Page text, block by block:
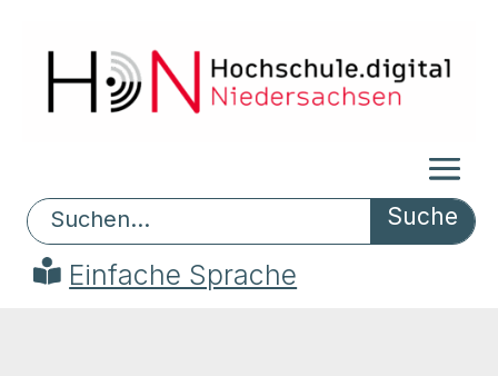
Search
Einfache Sprache